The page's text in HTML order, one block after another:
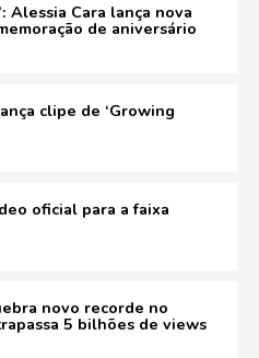
Alessia Cara lança nova
de aniversário
clipe de ‘Growing
oficial para a faixa
novo recorde no
5 bilhões de views